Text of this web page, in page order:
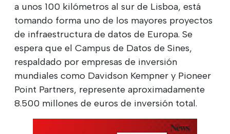
a unos 100 kilómetros al sur de Lisboa, está
tomando forma uno de los mayores proyectos
de infraestructura de datos de Europa. Se
espera que el Campus de Datos de Sines,
respaldado por empresas de inversión
mundiales como Davidson Kempner y Pioneer
Point Partners, represente aproximadamente
8.500 millones de euros de inversión total.